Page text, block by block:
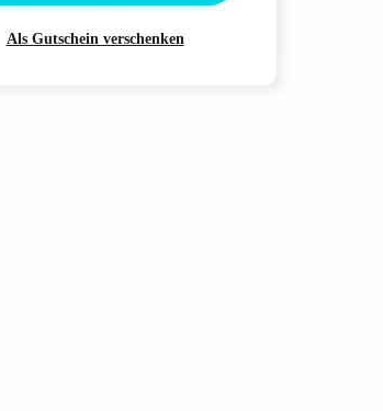
Als Gutschein verschenken